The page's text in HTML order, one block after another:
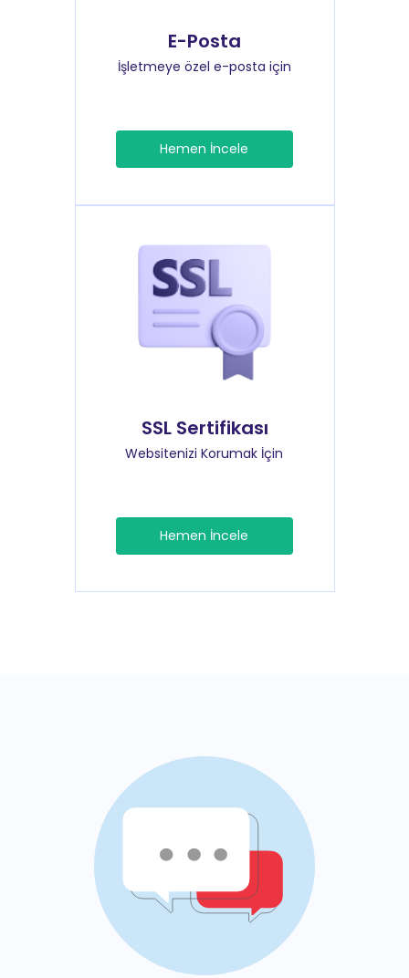
E-Posta
İşletmeye özel e-posta için
Hemen İncele
SSL Sertifikası
Websitenizi Korumak İçin
Hemen İncele